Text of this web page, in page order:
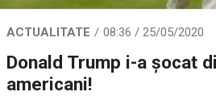
ACTUALITATE 08:36 / 25/05/2020
Donald Trump i-a șocat
americani!